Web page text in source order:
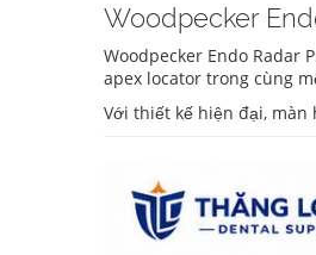
Woodpecker
Woodpecker Endo Radar
apex locator trong cùng
Với thiết kế hiện đại, màn